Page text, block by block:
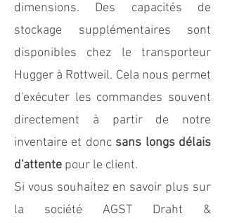
dimensions. Des capacités de
stockage supplémentaires sont
disponibles chez le transporteur
Hugger à Rottweil. Cela nous permet
d'exécuter les commandes souvent
directement à partir de notre
inventaire et donc sans longs délais
d'attente pour le client.
Si vous souhaitez en savoir plus sur
la société AGST Draht &